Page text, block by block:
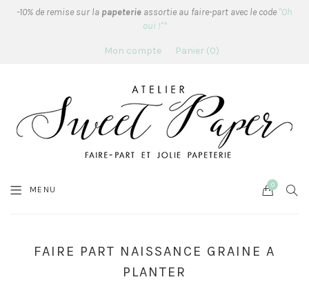
-10% de remise sur la papeterie assortie au faire-part avec le code "Oh
oui !"*
Mon compte Panier 0
MENU Cart
0
FAIRE PART NAISSANCE GRAINE A
PLANTER